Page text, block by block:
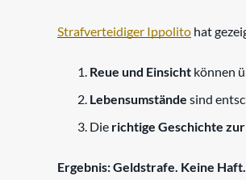
Strafverteidiger Ippolito hat
Reue und Einsicht können
Lebensumstände sind
Die richtige Geschichte zur
Ergebnis: Geldstrafe. Keine